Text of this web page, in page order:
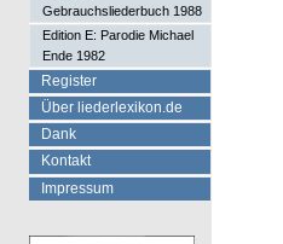
Gebrauchsliederbuch 1988
Edition E: Parodie Michael
Ende 1982
Register
Über liederlexikon.de
Dank
Kontakt
Impressum